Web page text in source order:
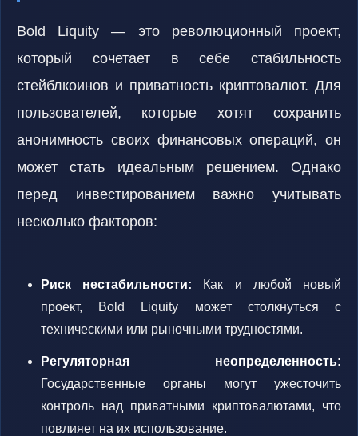
Bold Liquity — это революционный проект,
который сочетает в себе стабильность
стейблкоинов и приватность криптовалют. Для
пользователей, которые хотят сохранить
анонимность своих финансовых операций, он
может стать идеальным решением. Однако
перед инвестированием важно учитывать
несколько факторов:
Риск нестабильности: Как и любой новый
проект, Bold Liquity может столкнуться с
техническими или рыночными трудностями.
Регуляторная неопределенность:
Государственные органы могут ужесточить
контроль над приватными криптовалютами, что
повлияет на их использование.